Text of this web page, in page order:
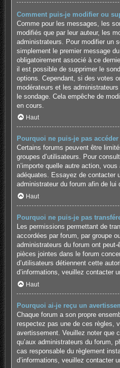
Comment puis-je modifier ou
Comme pour les messages, les
modifiés que par leur auteur, les
administrateurs. Pour modifier un
simplement le premier message
obligatoirement associé à ce
il est possible de supprimer le
options. Cependant, si des votes
modérateurs et les
le sondage. Cela empêche de
en cours.
Haut
Pourquoi ne puis-je pas
Certains forums peuvent être
groupes d’utilisateurs. Pour
n’importe quelle autre action,
adéquates. Essayez de contacter
administrateur du forum afin de lui
Haut
Pourquoi ne puis-je pas
Les permissions permettant de
accordées par forum, par groupe
administrateurs du forum ont
pièces jointes dans le forum
d’utilisateurs détiennent cette
d’informations, veuillez contacter
Haut
Pourquoi ai-je reçu un
Chaque forum a son propre
respectez pas une de ces règles,
avertissement. Veuillez noter que
qu’aux administrateurs du forum,
cas responsable du règlement
d’informations, veuillez contacter